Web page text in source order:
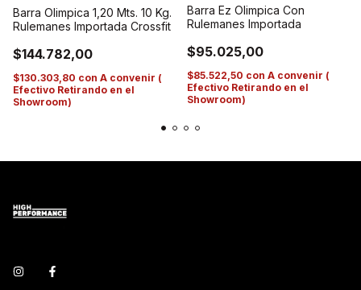
Barra Olimpica 1,20 Mts. 10 Kg.
Rulemanes Importada Crossfit
$144.782,00
$130.303,80 con A convenir (
Efectivo Retirando en el
Showroom)
Barra Ez Olimpica Con
Rulemanes Importada
$95.025,00
$85.522,50 con A convenir (
Efectivo Retirando en el
Showroom)